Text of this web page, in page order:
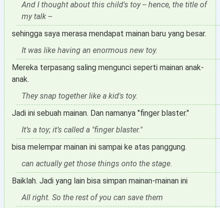
And I thought about this child's toy -- hence, the title of
my talk --
sehingga saya merasa mendapat mainan baru yang besar.
It was like having an enormous new toy.
Mereka terpasang saling mengunci seperti mainan anak-
anak.
They snap together like a kid's toy.
Jadi ini sebuah mainan. Dan namanya "finger blaster."
It’s a toy; it’s called a "finger blaster."
bisa melempar mainan ini sampai ke atas panggung.
can actually get those things onto the stage.
Baiklah. Jadi yang lain bisa simpan mainan-mainan ini
All right. So the rest of you can save them